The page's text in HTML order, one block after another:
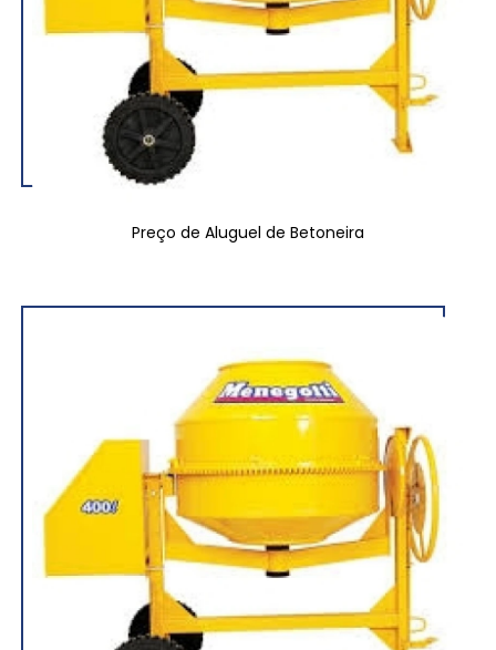
Preço de Aluguel de Betoneira